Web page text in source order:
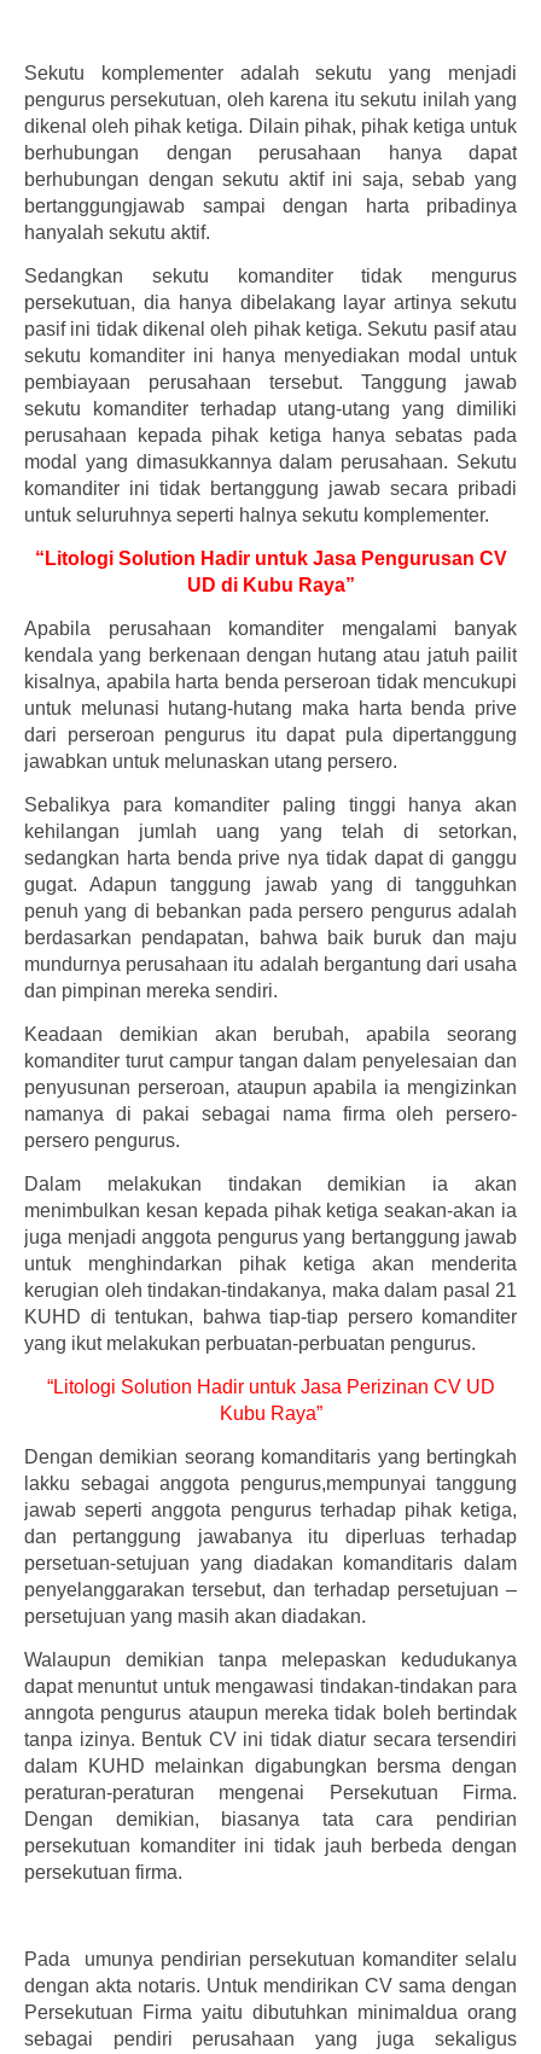
Sekutu komplementer adalah sekutu yang menjadi
pengurus persekutuan, oleh karena itu sekutu inilah yang
dikenal oleh pihak ketiga. Dilain pihak, pihak ketiga untuk
berhubungan dengan perusahaan hanya dapat
berhubungan dengan sekutu aktif ini saja, sebab yang
bertanggungjawab sampai dengan harta pribadinya
hanyalah sekutu aktif.
Sedangkan sekutu komanditer tidak mengurus
persekutuan, dia hanya dibelakang layar artinya sekutu
pasif ini tidak dikenal oleh pihak ketiga. Sekutu pasif atau
sekutu komanditer ini hanya menyediakan modal untuk
pembiayaan perusahaan tersebut. Tanggung jawab
sekutu komanditer terhadap utang-utang yang dimiliki
perusahaan kepada pihak ketiga hanya sebatas pada
modal yang dimasukkannya dalam perusahaan. Sekutu
komanditer ini tidak bertanggung jawab secara pribadi
untuk seluruhnya seperti halnya sekutu komplementer.
“Litologi Solution Hadir untuk Jasa Pengurusan CV
UD di Kubu Raya”
Apabila perusahaan komanditer mengalami banyak
kendala yang berkenaan dengan hutang atau jatuh pailit
kisalnya, apabila harta benda perseroan tidak mencukupi
untuk melunasi hutang-hutang maka harta benda prive
dari perseroan pengurus itu dapat pula dipertanggung
jawabkan untuk melunaskan utang persero.
Sebalikya para komanditer paling tinggi hanya akan
kehilangan jumlah uang yang telah di setorkan,
sedangkan harta benda prive nya tidak dapat di ganggu
gugat. Adapun tanggung jawab yang di tangguhkan
penuh yang di bebankan pada persero pengurus adalah
berdasarkan pendapatan, bahwa baik buruk dan maju
mundurnya perusahaan itu adalah bergantung dari usaha
dan pimpinan mereka sendiri.
Keadaan demikian akan berubah, apabila seorang
komanditer turut campur tangan dalam penyelesaian dan
penyusunan perseroan, ataupun apabila ia mengizinkan
namanya di pakai sebagai nama firma oleh persero-
persero pengurus.
Dalam melakukan tindakan demikian ia akan
menimbulkan kesan kepada pihak ketiga seakan-akan ia
juga menjadi anggota pengurus yang bertanggung jawab
untuk menghindarkan pihak ketiga akan menderita
kerugian oleh tindakan-tindakanya, maka dalam pasal 21
KUHD di tentukan, bahwa tiap-tiap persero komanditer
yang ikut melakukan perbuatan-perbuatan pengurus.
“Litologi Solution Hadir untuk Jasa Perizinan CV UD
Kubu Raya”
Dengan demikian seorang komanditaris yang bertingkah
lakku sebagai anggota pengurus,mempunyai tanggung
jawab seperti anggota pengurus terhadap pihak ketiga,
dan pertanggung jawabanya itu diperluas terhadap
persetuan-setujuan yang diadakan komanditaris dalam
penyelanggarakan tersebut, dan terhadap persetujuan –
persetujuan yang masih akan diadakan.
Walaupun demikian tanpa melepaskan kedudukanya
dapat menuntut untuk mengawasi tindakan-tindakan para
anngota pengurus ataupun mereka tidak boleh bertindak
tanpa izinya. Bentuk CV ini tidak diatur secara tersendiri
dalam KUHD melainkan digabungkan bersma dengan
peraturan-peraturan mengenai Persekutuan Firma.
Dengan demikian, biasanya tata cara pendirian
persekutuan komanditer ini tidak jauh berbeda dengan
persekutuan firma.
Pada umunya pendirian persekutuan komanditer selalu
dengan akta notaris. Untuk mendirikan CV sama dengan
Persekutuan Firma yaitu dibutuhkan minimaldua orang
sebagai pendiri perusahaan yang juga sekaligus